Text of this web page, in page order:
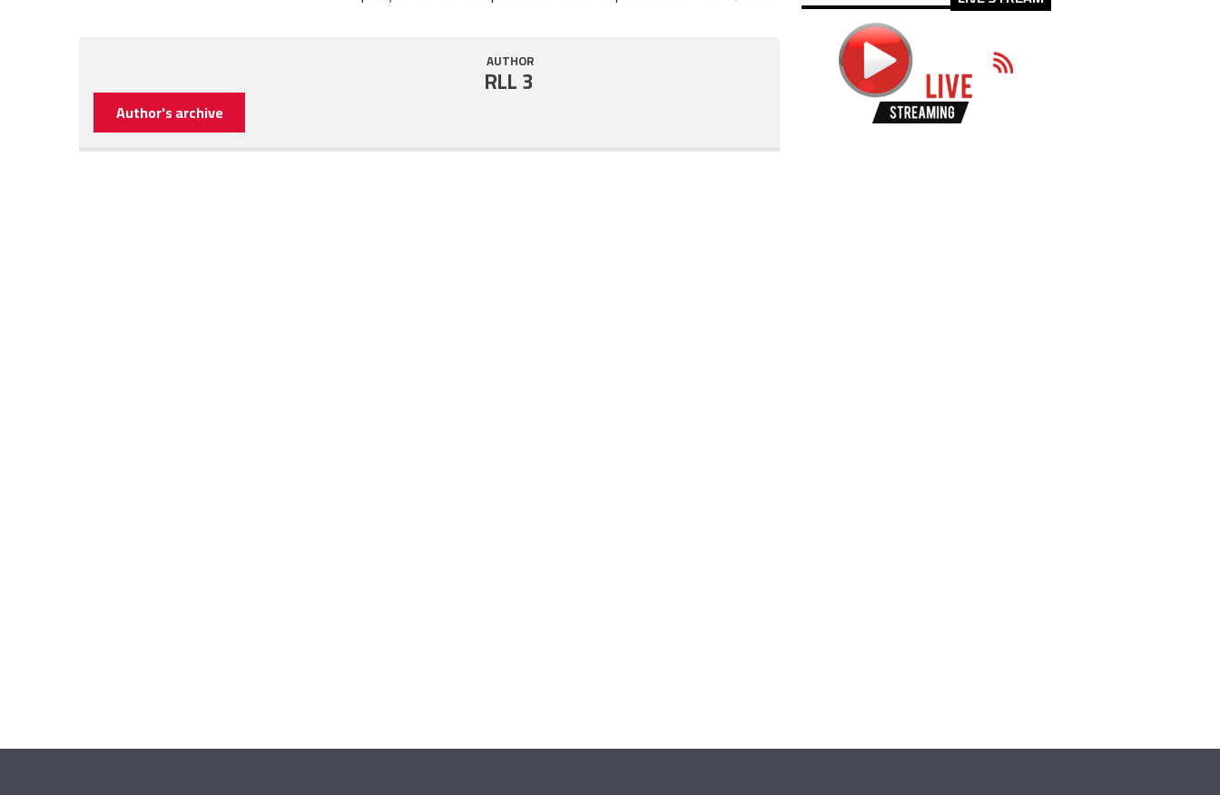
AUTHOR
RLL 3
Author's archive